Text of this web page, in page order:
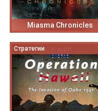
Miasma Chronicles
Стратегии